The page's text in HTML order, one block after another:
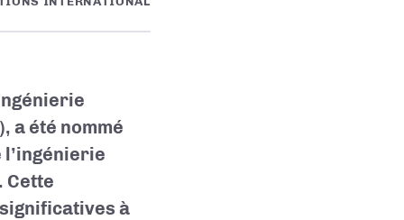
a été nommé
l’ingénierie
Cette
à